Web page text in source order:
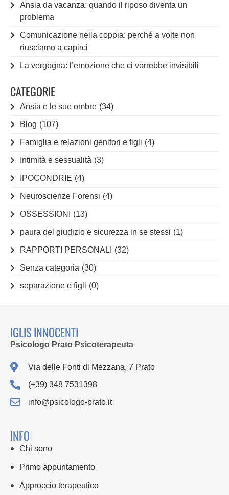
Ansia da vacanza: quando il riposo diventa un
problema
Comunicazione nella coppia: perché a volte non
riusciamo a capirci
La vergogna: l’emozione che ci vorrebbe invisibili
CATEGORIE
Ansia e le sue ombre (34)
Blog (107)
Famiglia e relazioni genitori e figli (4)
Intimità e sessualità (3)
IPOCONDRIE (4)
Neuroscienze Forensi (4)
OSSESSIONI (13)
paura del giudizio e sicurezza in se stessi (1)
RAPPORTI PERSONALI (32)
Senza categoria (30)
separazione e figli (0)
IGLIS INNOCENTI
Psicologo Prato Psicoterapeuta
Via delle Fonti di Mezzana, 7 Prato
(+39) 348 7531398
info@psicologo-prato.it
INFO
Chi sono
Primo appuntamento
Approccio terapeutico